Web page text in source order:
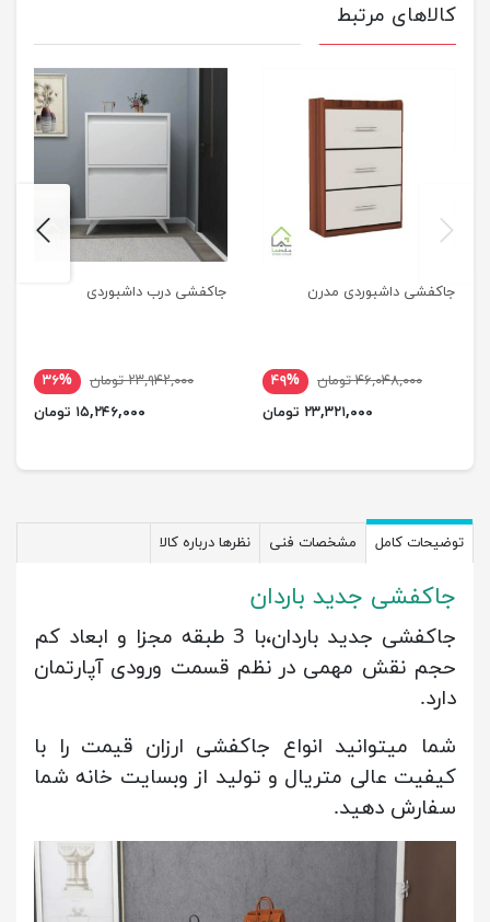
کالاهای مرتبط
جاکفشی داشبوردی مدرن
۴۶,۰۴۸,۰۰۰ تومان
۴۹%
۲۳,۳۲۱,۰۰۰ تومان
جاکفشی درب داشبوردی
۲۳,۹۴۲,۰۰۰ تومان
۳۶%
۱۵,۲۴۶,۰۰۰ تومان
previus
توضیحات کامل مشخصات فنی نظرها درباره کالا
جاکفشی جدید باردان
جاکفشی جدید باردان،با 3 طبقه مجزا و ابعاد کم
حجم نقش مهمی در نظم قسمت ورودی آپارتمان
دارد.
شما میتوانید انواع جاکفشی ارزان قیمت را با
کیفیت عالی متریال و تولید از وبسایت خانه شما
سفارش دهید.